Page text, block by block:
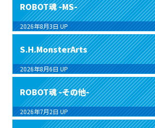
ROBOT魂 -MS-
2026年8月3日 UP
S.H.MonsterArts
2026年8月6日 UP
ROBOT魂 -その他-
2026年7月2日 UP